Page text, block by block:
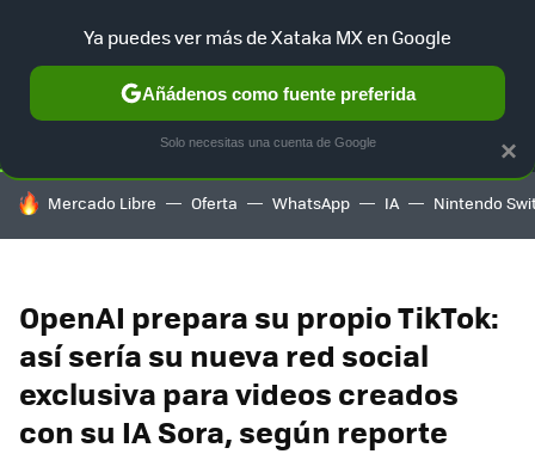
SELECCIÓN GAMING HOME AUTO TERRITORIO
HOY SE HABLA DE
Mercado Libre Oferta WhatsApp IA Nintendo
OpenAI prepara su propio TikTok:
así sería su nueva red social
exclusiva para videos creados
con su IA Sora, según reporte
×
Ya puedes ver más de Xataka MX en Google
Añádenos como fuente preferida
Solo necesitas una cuenta de Google